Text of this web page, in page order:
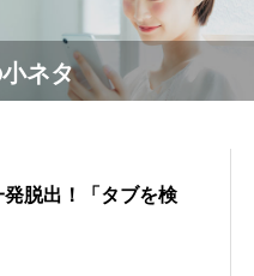
ネタ
脱出！「タブを検